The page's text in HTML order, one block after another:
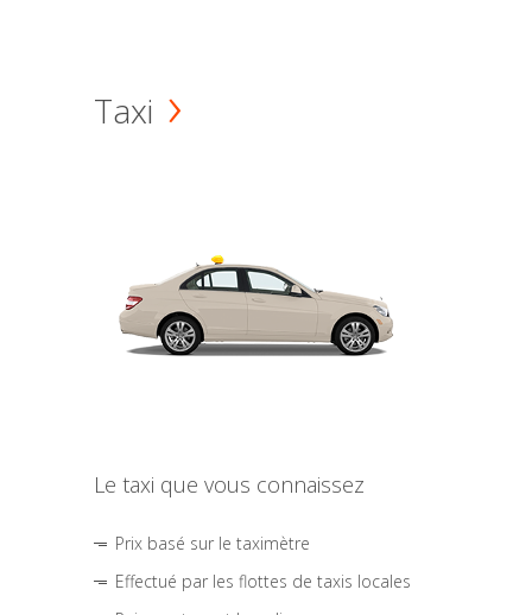
Taxi
Le taxi que vous connaissez
Prix basé sur le taximètre
Effectué par les flottes de taxis locales